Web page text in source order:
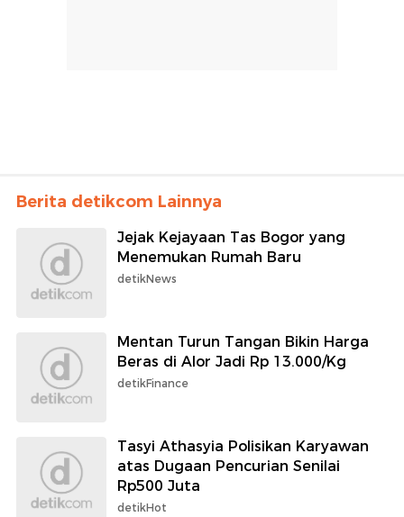
Berita detikcom Lainnya
Jejak Kejayaan Tas Bogor yang
Menemukan Rumah Baru
detikNews
Mentan Turun Tangan Bikin Harga
Beras di Alor Jadi Rp 13.000/Kg
detikFinance
Tasyi Athasyia Polisikan Karyawan
atas Dugaan Pencurian Senilai
Rp500 Juta
detikHot